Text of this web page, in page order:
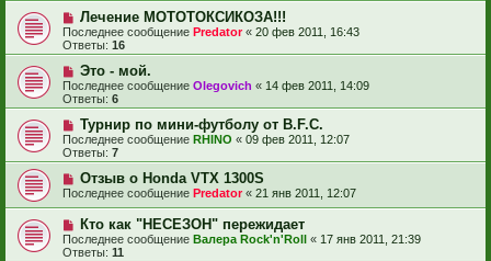
Лечение МОТОТОКСИКОЗА!!!
Последнее сообщение Predator« 20 фев 2011, 16:43
Ответы: 16
Это - мой.
Последнее сообщение Olegovich « 14 фев 2011, 14:09
Ответы: 6
Турнир по мини-футболу от B.F.C.
Последнее сообщение RHINO « 09 фев 2011, 12:07
Ответы: 7
Отзыв о Honda VTX 1300S
Последнее сообщение Predator« 21 янв 2011, 12:07
Кто как "НЕСЕЗОН" пережидает
Последнее сообщение Валера Rock'n'Roll « 17 янв 2011, 21:39
Ответы: 11